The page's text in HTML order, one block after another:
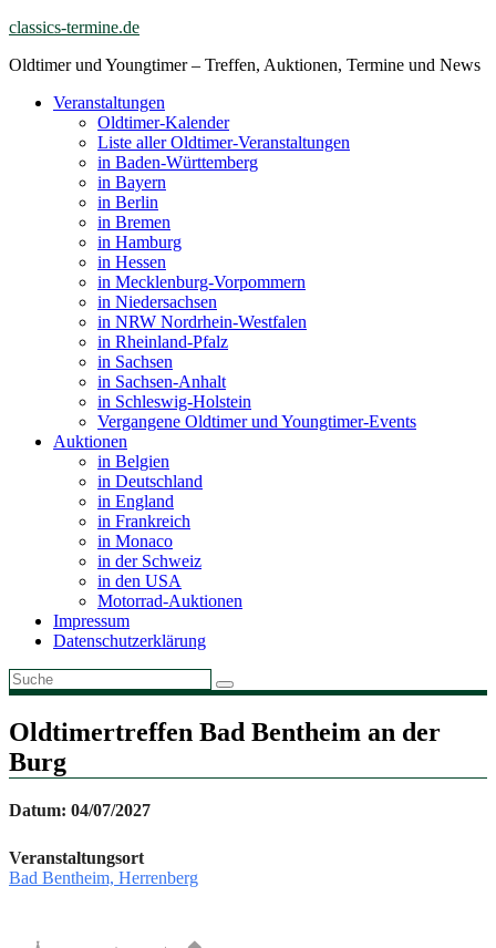
Skip
content
classics-termine.de
Oldtimer und Youngtimer – Treffen, Auktionen, Termine und News
Veranstaltungen
Oldtimer-Kalender
Liste aller Oldtimer-Veranstaltungen
in Baden-Württemberg
in Bayern
in Berlin
in Bremen
in Hamburg
in Hessen
in Mecklenburg-Vorpommern
in Niedersachsen
in NRW Nordrhein-Westfalen
in Rheinland-Pfalz
in Sachsen
in Sachsen-Anhalt
in Schleswig-Holstein
Vergangene Oldtimer und Youngtimer-Events
Auktionen
in Belgien
in Deutschland
in England
in Frankreich
in Monaco
in der Schweiz
in den USA
Motorrad-Auktionen
Impressum
Datenschutzerklärung
Oldtimertreffen Bad Bentheim an der
Burg
Datum: 04/07/2027
Veranstaltungsort
Bad Bentheim, Herrenberg